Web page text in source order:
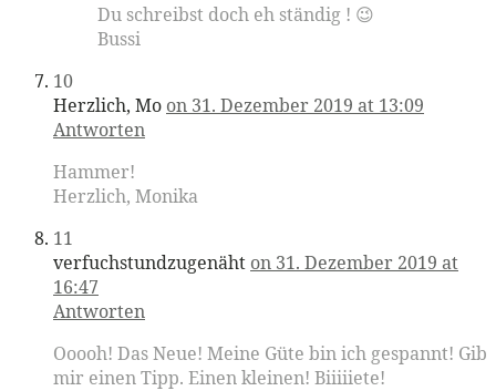
Du schreibst doch eh ständig ! 😉
Bussi
10
Herzlich, Mo on 31. Dezember 2019 at 13:09
Antworten
Hammer!
Herzlich, Monika
11
verfuchstundzugenäht on 31. Dezember 2019 at
16:47
Antworten
Ooooh! Das Neue! Meine Güte bin ich gespannt! Gib
mir einen Tipp. Einen kleinen! Biiiiiete!